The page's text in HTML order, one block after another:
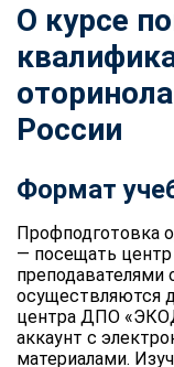
О курсе
России
Формат
Профподготовка
— посещать
преподавателями
осуществляются
центра ДПО
аккаунт с
материалами.